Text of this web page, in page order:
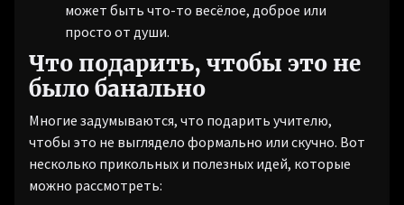
может быть что-то весёлое, доброе или
просто от души.
Что подарить, чтобы это не
было банально
Многие задумываются, что подарить учителю,
чтобы это не выглядело формально или скучно. Вот
несколько прикольных и полезных идей, которые
можно рассмотреть: